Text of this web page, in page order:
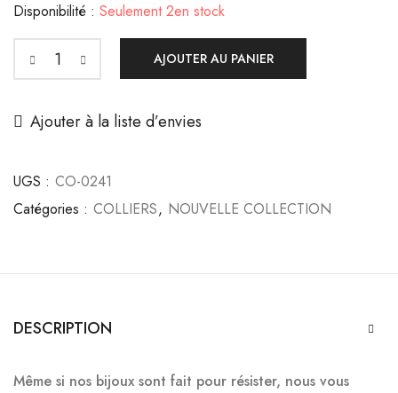
Disponibilité : Seulement 2en stock
AJOUTER AU PANIER
Ajouter à la liste d’envies
UGS : CO-0241
Catégories : COLLIERS, NOUVELLE COLLECTION
DESCRIPTION
Même si nos bijoux sont fait pour résister, nous vous